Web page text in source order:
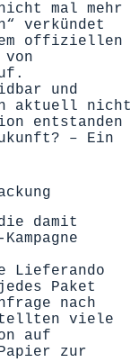
mal mehr
verkündet
offiziellen
von
und
aktuell nicht
entstanden
– Ein
damit
Lieferando
Paket
nach
viele
auf
zur